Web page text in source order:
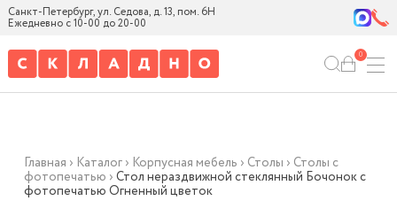
Санкт-Петербург, ул. Седова, д. 13, пом. 6Н
Ежедневно с 10-00 до 20-00
0
Главная › Каталог› Корпусная мебель › Столы › Столы с
фотопечатью › Стол нераздвижной стеклянный Бочонок с
фотопечатью Огненный цветок